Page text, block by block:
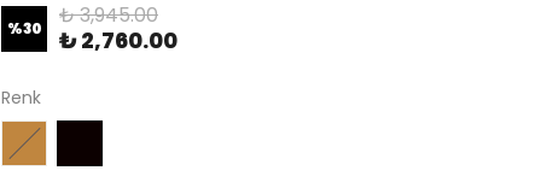
%30 ₺ 3,945.00
₺ 2,760.00
Renk